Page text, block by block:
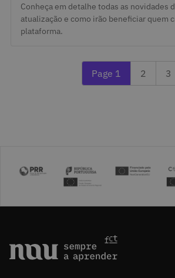
Conheça em detalhe todas as novidades
atualização e como irão beneficiar quem
plataforma.
Currently reading
Page 1 Next
2 3